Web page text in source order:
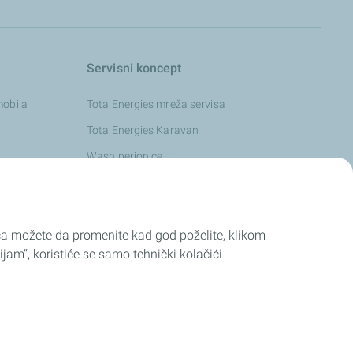
Servisni koncept
TotalEnergies mreža servisa
TotalEnergies Karavan
Wash perionice
možete da promenite kad god poželite, klikom
koristiće se samo tehnički kolačići